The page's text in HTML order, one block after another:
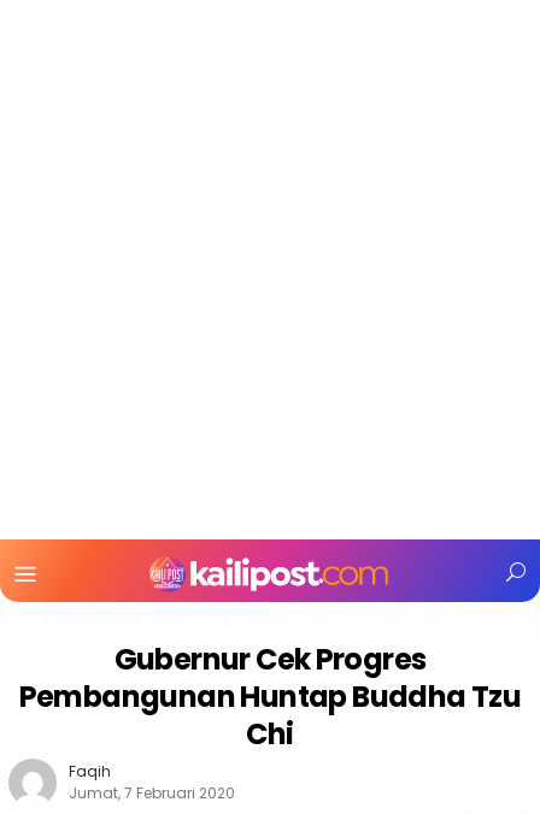
Mobile
Gubernur Cek Progres
Pembangunan Huntap Buddha Tzu
Chi
Faqih
Jumat, 7 Februari 2020